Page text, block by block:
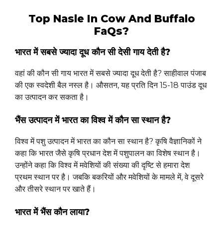
Top Nasle In Cow And Buffalo
FaQs?
भारत में सबसे ज्यादा दूध कौन सी देसी गाय देती है?
वहां की कौन सी गाय भारत में सबसे ज्यादा दूध देती है? साहीवाल पंजाब
की एक स्वदेशी बैल नस्ल है। औसतन, यह प्रति दिन 15-18 पाउंड दूध
का उत्पादन कर सकता है।
भैंस उत्पादन में भारत का विश्व में कौन सा स्थान है?
विश्व में पशु उत्पादन में भारत का कौन सा स्थान है? कृषि वैज्ञानिकों ने
कहा कि भारत जैसे कृषि प्रधान देश में पशुपालन का विशेष स्थान है।
उन्होंने कहा कि विश्व में मवेशियों की संख्या की दृष्टि से हमारा देश
प्रथम स्थान पर है। जबकि बकरियों और मवेशियों के मामले में, वे दूसरे
और तीसरे स्थान पर खाते हैं।
भारत में भैंस कौन लाया?